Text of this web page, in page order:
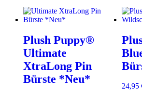
Plush Puppy®
Ultimate
XtraLong Pin
Bürste *Neu*
24,95